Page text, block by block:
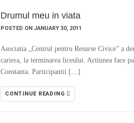
Drumul meu in viata
POSTED ON JANUARY 30, 2011
Asociatia „Centrul pentru Resurse Civice” a
cariera, la terminarea liceului. Actiunea face
Constanta. Participantii […]
CONTINUE READING